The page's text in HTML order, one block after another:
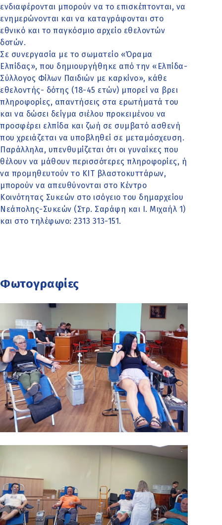
ενδιαφέρονται μπορούν να το επισκέπτονται, να
ενημερώνονται και να καταγράφονται στο
εθνικό και το παγκόσμιο αρχείο εθελοντών
δοτών.
Σε συνεργασία με το σωματείο «Όραμα
Ελπίδας», που δημιουργήθηκε από την «Ελπίδα-
Σύλλογος Φίλων Παιδιών με καρκίνο», κάθε
εθελοντής- δότης (18-45 ετών) μπορεί να βρει
πληροφορίες, απαντήσεις στα ερωτήματά του
και να δώσει δείγμα σιέλου προκειμένου να
προσφέρει ελπίδα και ζωή σε συμβατό ασθενή
που χρειάζεται να υποβληθεί σε μεταμόσχευση.
Παράλληλα, υπενθυμίζεται ότι οι γυναίκες που
θέλουν να μάθουν περισσότερες πληροφορίες, ή
να προμηθευτούν το ΚΙΤ βλαστοκυττάρων,
μπορούν να απευθύνονται στο Κέντρο
Κοινότητας Συκεών στο ισόγειο του δημαρχείου
Νεάπολης-Συκεών (Στρ. Σαράφη και Ι. Μιχαήλ 1)
και στο τηλέφωνο: 2313 313-151.
Φωτογραφίες